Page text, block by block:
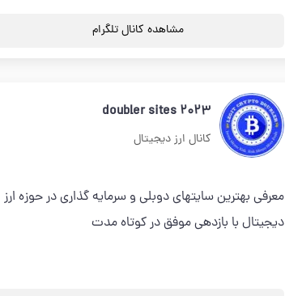
مشاهده کانال تلگرام
doubler sites 2023
کانال ارز دیجیتال
معرفی بهترین سایتهای دوبلی و سرمایه گذاری در حوزه ارز
دیجیتال با بازدهی موفق در کوتاه مدت